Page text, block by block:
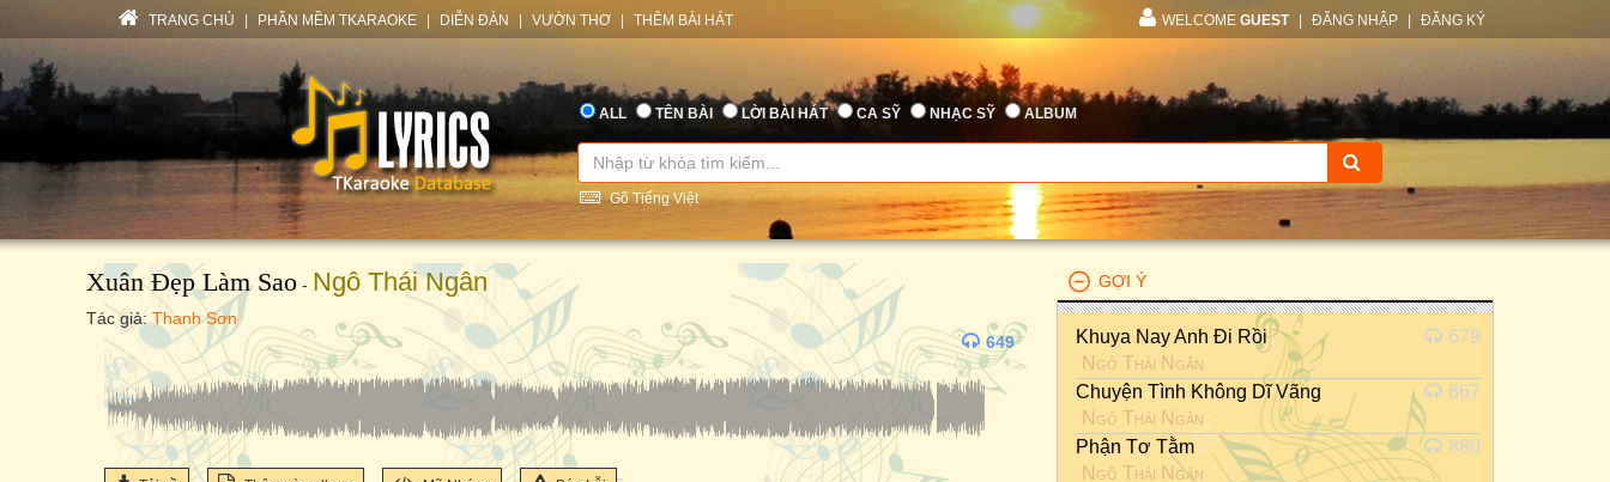
TRANG CHỦ PHẦN MỀM TKARAOKE DIỄN ĐÀN VƯỜN THƠ THÊM BÀI HÁT WELCOME GUEST ĐĂNG NHẬP ĐĂNG KÝ
ALL TÊN BÀI LỜI BÀI HÁT CA SỸ NHẠC SỸ ALBUM
Gõ Tiếng Việt
Xuân Đẹp Làm Sao - Ngô Thái Ngân
Tác giả: Thanh Sơn
649
GỢI Ý
Khuya Nay Anh Đi Rồi
Ngô Thái Ngân
679
Chuyện Tình Không Dĩ Vãng
Ngô Thái Ngân
867
Phận Tơ Tằm
Ngô Thái Ngân
880